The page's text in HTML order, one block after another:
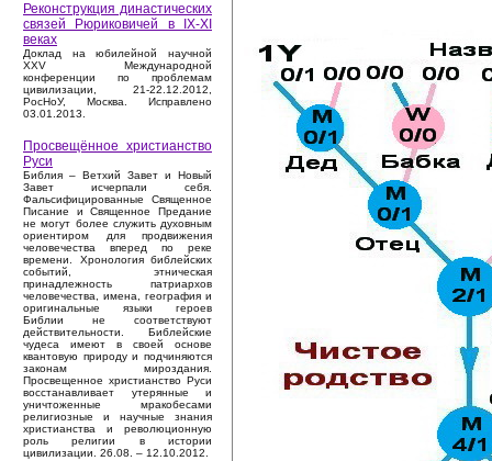
Реконструкция династических
связей Рюриковичей в IX-XI
веках
Доклад на юбилейной научной
XXV Международной
конференции по проблемам
цивилизации, 21-22.12.2012,
РосНоУ, Москва. Исправлено
03.01.2013.
Просвещённое христианство
Руси
Библия – Ветхий Завет и Новый
Завет исчерпали себя.
Фальсифицированные Священное
Писание и Священное Предание
не могут более служить духовным
ориентиром для продвижения
человечества вперед по реке
времени. Хронология библейских
событий, этническая
принадлежность патриархов
человечества, имена, география и
оригинальные языки героев
Библии не соответствуют
действительности. Библейские
чудеса имеют в своей основе
квантовую природу и подчиняются
законам мироздания.
Просвещенное христианство Руси
восстанавливает утерянные и
уничтоженные мракобесами
религиозные и научные знания
христианства и революционную
роль религии в истории
цивилизации. 26.08. – 12.10.2012.